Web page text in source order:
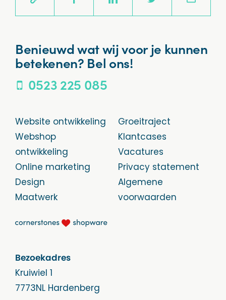
Benieuwd wat wij voor je kunnen
betekenen? Bel ons!
0523 225 085
Website ontwikkeling
Webshop
ontwikkeling
Online marketing
Design
Maatwerk
Groeitraject
Klantcases
Vacatures
Privacy statement
Algemene
voorwaarden
Bezoekadres
Kruiwiel 1
7773NL Hardenberg